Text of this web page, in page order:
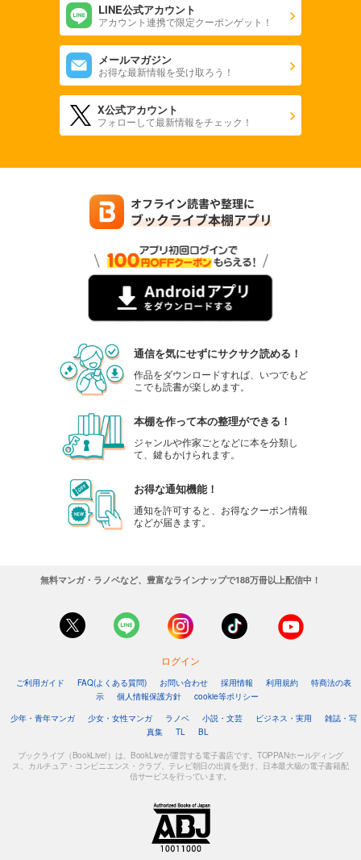
LINE公式アカウント
アカウント連携で限定クーポンゲット！
メールマガジン
お得な最新情報を受け取ろう！
X公式アカウント
フォローして最新情報をチェック！
通信を気にせずにサクサク読める！
作品をダウンロードすれば、いつでもど
こでも読書が楽しめます。
本棚を作って本の整理ができる！
ジャンルや作家ごとなどに本を分類し
て、鍵もかけられます。
お得な通知機能！
通知を許可すると、お得なクーポン情報
などが届きます。
無料マンガ・ラノベなど、豊富なラインナップで188万冊以上配信中！
ログイン
ご利用ガイド FAQ(よくある質問) お問い合わせ 採用情報 利用規約
特商法の表
示
個人情報保護方針
cookie等ポリシー
少年・青年マンガ
少女・女性マンガ ラノベ 小説・文芸 ビジネス・実用
雑誌・写
真集
TL BL
ブックライブ（BookLive!）は、BookLiveが運営する電子書店です。TOPPANホールディング
ス、カルチュア・コンビニエンス・クラブ、テレビ朝日の出資を受け、日本最大級の電子書籍配
信サービスを行っています。